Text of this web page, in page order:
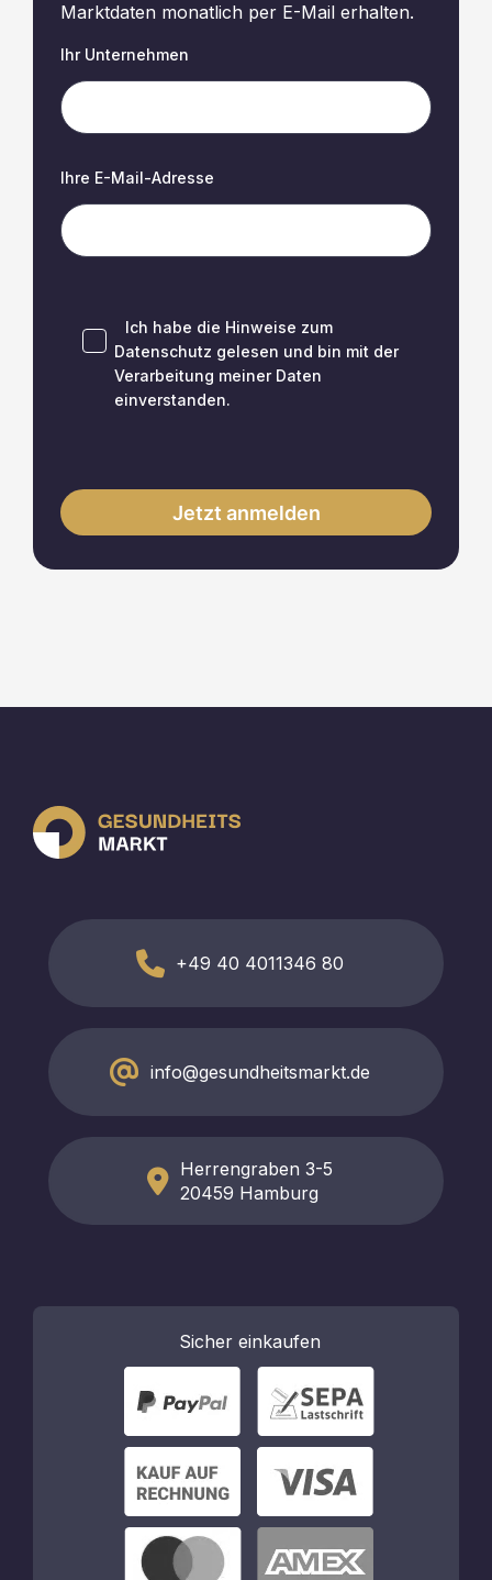
Marktdaten monatlich per E-Mail erhalten.
Ihr Unternehmen
Ihre E-Mail-Adresse
Ich habe die Hinweise zum
Datenschutz gelesen und bin mit der
Verarbeitung meiner Daten
einverstanden.
+49 40 4011346 80
info@gesundheitsmarkt.de
Herrengraben 3-5
20459 Hamburg
Sicher einkaufen